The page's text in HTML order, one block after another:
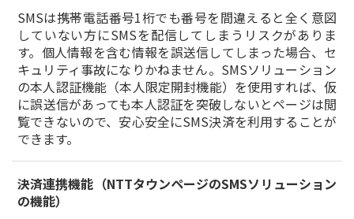
SMSは携帯電話番号1桁でも番号を間違えると全く意図
していない方にSMSを配信してしまうリスクがありま
す。個人情報を含む情報を誤送信してしまった場合、セ
キュリティ事故になりかねません。SMSソリューション
の本人認証機能（本人限定開封機能）を使用すれば、仮
に誤送信があっても本人認証を突破しないとページは閲
覧できないので、安心安全にSMS決済を利用することが
できます。
決済連携機能（NTTタウンページのSMSソリューション
の機能）